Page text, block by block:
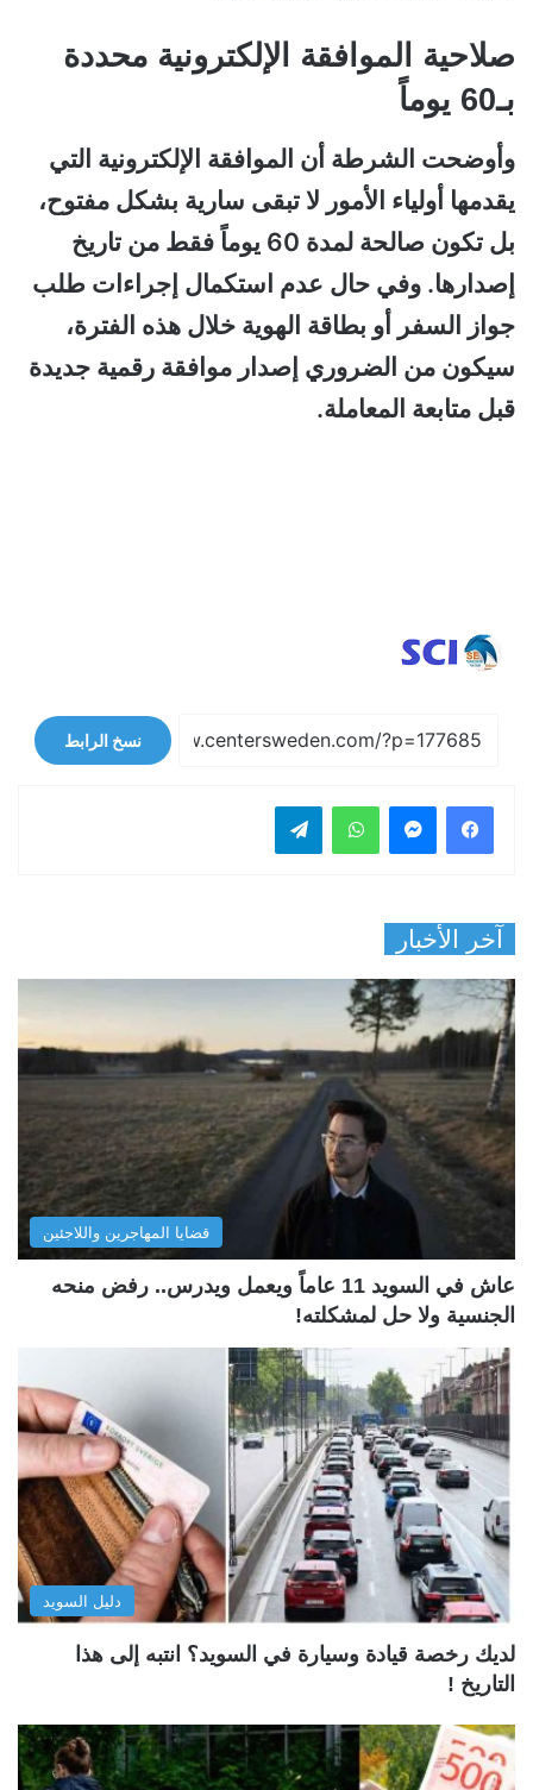
صلاحية الموافقة الإلكترونية محددة
بـ60 يوماً
وأوضحت الشرطة أن الموافقة الإلكترونية التي
يقدمها أولياء الأمور لا تبقى سارية بشكل مفتوح،
بل تكون صالحة لمدة 60 يوماً فقط من تاريخ
إصدارها. وفي حال عدم استكمال إجراءات طلب
جواز السفر أو بطاقة الهوية خلال هذه الفترة،
سيكون من الضروري إصدار موافقة رقمية جديدة
قبل متابعة المعاملة.
نسخ الرابط
فيسبوك واتساب
آخر الأخبار
قضايا المهاجرين واللاجئين
عاش في السويد 11 عاماً ويعمل ويدرس.. رفض منحه
الجنسية ولا حل لمشكلته!
دليل السويد
لديك رخصة قيادة وسيارة في السويد؟ انتبه إلى هذا
التاريخ !